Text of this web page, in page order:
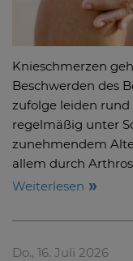
Knieschmerzen
Beschwerden des
zufolge leiden rund
regelmäßig unter
zunehmendem
allem durch
Weiterlesen
Do., 16. Juli 2026